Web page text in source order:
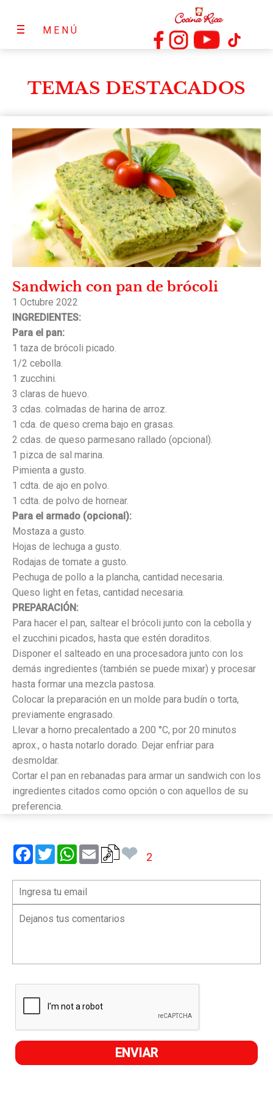
MENÚ
TEMAS DESTACADOS
Sandwich con pan de brócoli
1 Octubre 2022
INGREDIENTES:
Para el pan:
1 taza de brócoli picado.
1/2 cebolla.
1 zucchini.
3 claras de huevo.
3 cdas. colmadas de harina de arroz.
1 cda. de queso crema bajo en grasas.
2 cdas. de queso parmesano rallado (opcional).
1 pizca de sal marina.
Pimienta a gusto.
1 cdta. de ajo en polvo.
1 cdta. de polvo de hornear.
Para el armado (opcional):
Mostaza a gusto.
Hojas de lechuga a gusto.
Rodajas de tomate a gusto.
Pechuga de pollo a la plancha, cantidad necesaria.
Queso light en fetas, cantidad necesaria.
PREPARACIÓN:
Para hacer el pan, saltear el brócoli junto con la cebolla y
el zucchini picados, hasta que estén doraditos.
Disponer el salteado en una procesadora junto con los
demás ingredientes (también se puede mixar) y procesar
hasta formar una mezcla pastosa.
Colocar la preparación en un molde para budín o torta,
previamente engrasado.
Llevar a horno precalentado a 200 °C, por 20 minutos
aprox., o hasta notarlo dorado. Dejar enfriar para
desmoldar.
Cortar el pan en rebanadas para armar un sandwich con los
ingredientes citados como opción o con aquellos de su
preferencia.
Facebook
TwitterWhatsApp
Email ❤ 2